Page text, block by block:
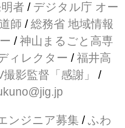
者 / デジタル庁 オー
師 /総務省 地域情報
/神山まるごと高専
ィレクター /福井高
撮影監督「感謝」
/
ンジニア募集 /ふわ